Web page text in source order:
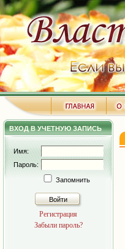
ВХОД В УЧЕТНУЮ ЗАПИСЬ
Имя:
Пароль:
Запомнить
Войти
Регистрация
Забыли пароль?